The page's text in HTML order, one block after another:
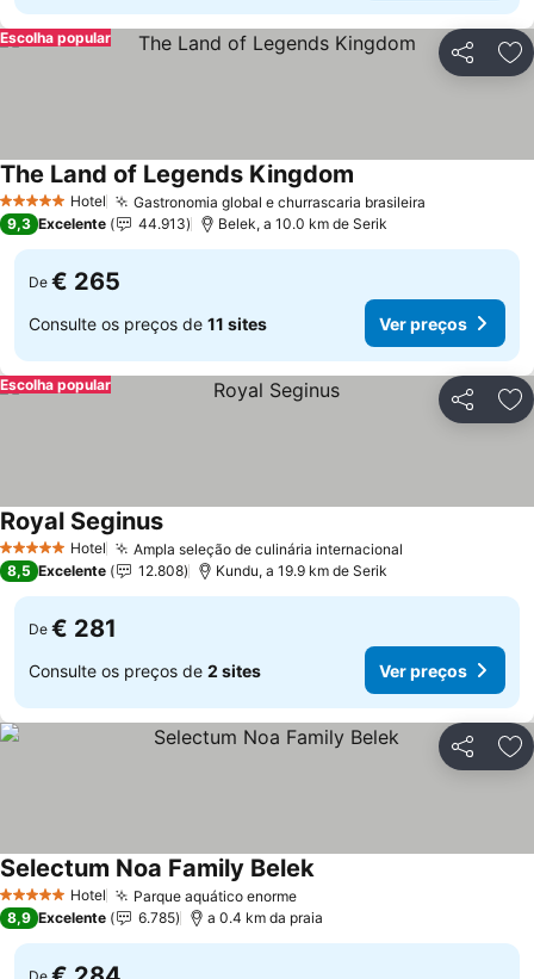
Partilhar
Escolha popular
5 Estrelas Hotel Gastronomia global e churrascaria brasileira
The Land of Legends Kingdom
9,3 Excelente 44.913 Belek, a 10.0 km de Serik
De € 265
Consulte os preços de 11 sites Ver preços
Partilhar
Escolha popular
5 Estrelas Hotel Ampla seleção de culinária internacional
Royal SeginusVer preços
8,5 Excelente 12.808 Kundu, a 19.9 km de Serik
De € 281
Consulte os preços de 2 sites Ver preços
Partilhar
5 Estrelas Hotel Parque aquático enormeVer preços
Selectum Noa Family BelekVer preços
8,9 Excelente 6.785 a 0.4 km da praia
De